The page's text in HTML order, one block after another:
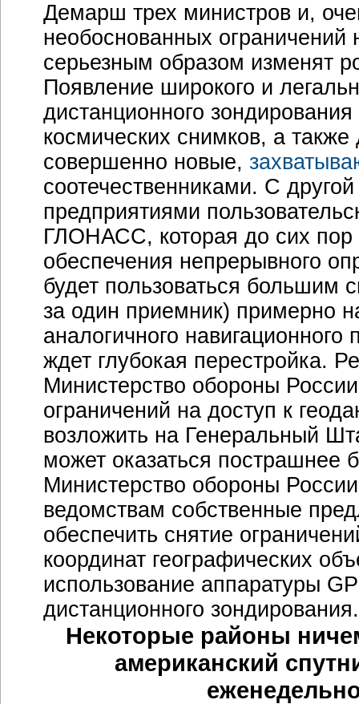
Демарш трех министров и,
необоснованных ограничений
серьезным образом изменят
Появление широкого и
дистанционного
космических снимков, а также
совершенно новые,
соотечественниками. С
предприятиями
ГЛОНАСС, которая до сих пор
обеспечения непрерывного
будет пользоваться большим
за один приемник) примерно
аналогичного
ждет глубокая перестройка.
Министерство обороны России
ограничений на доступ к
возложить на Генеральный
может оказаться пострашнее
Министерство обороны
ведомствам собственные
обеспечить снятие
координат географических
использование аппаратуры
дистанционного зондирования.
Некоторые районы
американский